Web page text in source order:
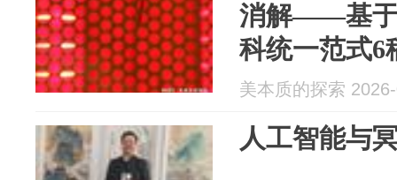
消解——基于
科统一范式6
美本质的探索
人工智能与